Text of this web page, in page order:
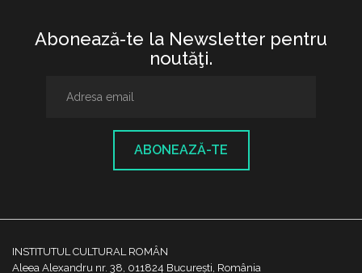
Abonează-te la Newsletter pentru
noutăţi.
ABONEAZĂ-TE
INSTITUTUL CULTURAL ROMÂN
Aleea Alexandru nr. 38, 011824 București, România